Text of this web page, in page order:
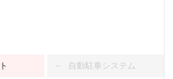
－ 自動駐車システム